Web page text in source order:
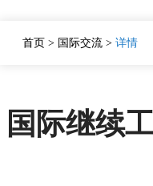
首页 > 国际交流 > 详情
国际继续